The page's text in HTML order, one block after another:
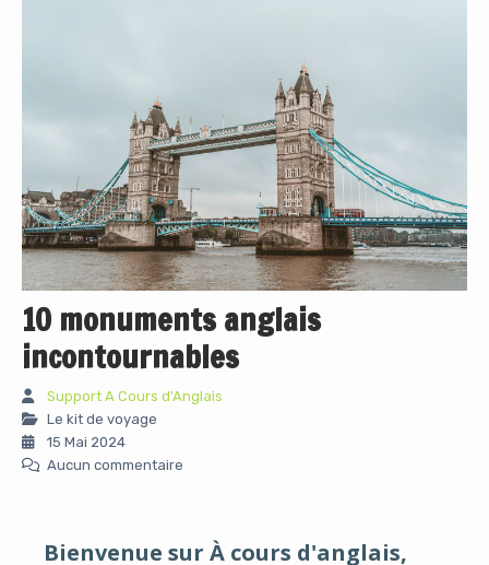
10 monuments anglais
incontournables
Support A Cours d'Anglais
Le kit de voyage
15 Mai 2024
Aucun commentaire
Bienvenue sur À cours d'anglais,